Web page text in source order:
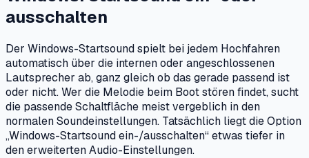
ausschalten
Der Windows-Startsound spielt bei jedem Hochfahren
automatisch über die internen oder angeschlossenen
Lautsprecher ab, ganz gleich ob das gerade passend ist
oder nicht. Wer die Melodie beim Boot stören findet, sucht
die passende Schaltfläche meist vergeblich in den
normalen Soundeinstellungen. Tatsächlich liegt die Option
„Windows-Startsound ein-/ausschalten“ etwas tiefer in
den erweiterten Audio-Einstellungen.